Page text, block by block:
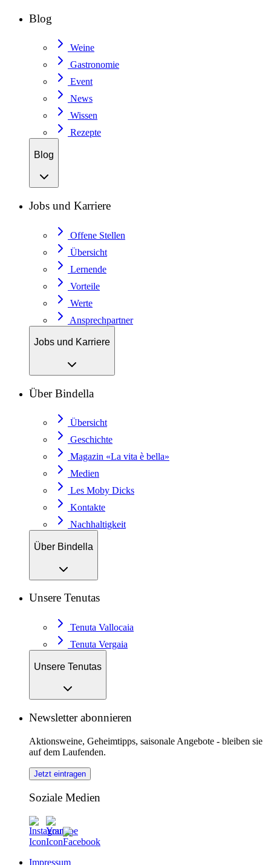
Blog
Weine
Gastronomie
Event
News
Wissen
Rezepte
Blog
Jobs und Karriere
Offene Stellen
Übersicht
Lernende
Vorteile
Werte
Ansprechpartner
Jobs und Karriere
Über Bindella
Übersicht
Geschichte
Magazin «La vita è bella»
Medien
Les Moby Dicks
Kontakte
Nachhaltigkeit
Über Bindella
Unsere Tenutas
Tenuta Vallocaia
Tenuta Vergaia
Unsere Tenutas
Newsletter abonnieren
Aktionsweine, Geheimtipps, saisonale Angebote - bleiben sie
auf dem Laufenden.
Jetzt eintragen
Soziale Medien
Impressum